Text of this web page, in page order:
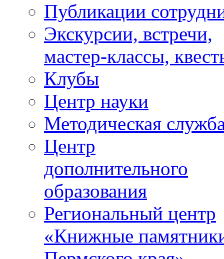
Публикации
Экскурсии, встречи,
мастер-классы,
Клубы
Центр науки
Методическая
Центр
дополнительного
образования
Региональный центр
«Книжные